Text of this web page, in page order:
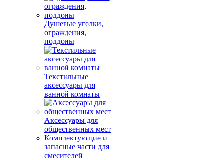
Душевые уголки,
ограждения,
поддоны
Текстильные
аксессуары для
ванной комнаты
Аксессуары для
общественных мест
Комплектующие и
запасные части для
смесителей